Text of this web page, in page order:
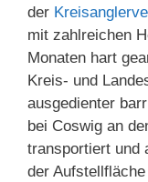
der
mit zahlreichen
Monaten hart
Kreis- und
ausgedienter
bei Coswig an
transportiert und
der